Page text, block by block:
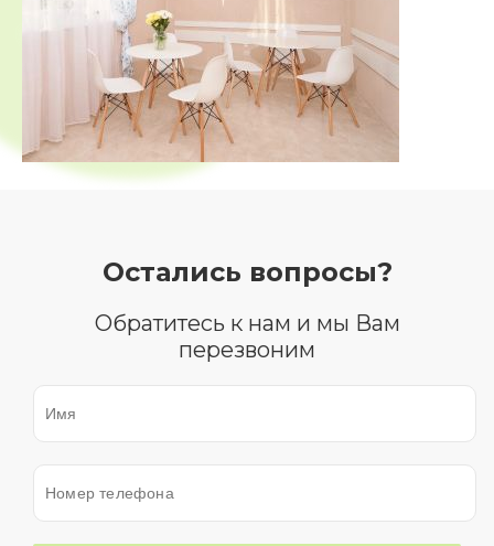
Остались вопросы?
Обратитесь к нам и мы Вам
перезвоним